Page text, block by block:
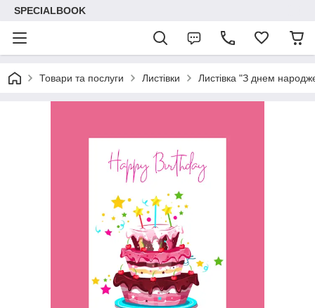
SPECIALBOOK
Товари та послуги Листівки Листівка "З днем